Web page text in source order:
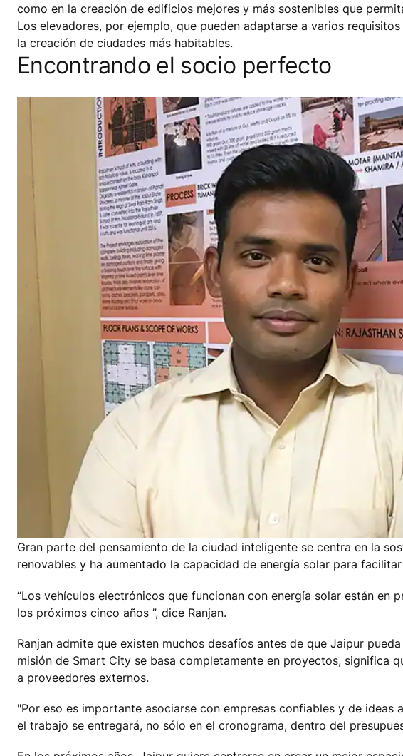
como en la creación de edificios mejores y más sostenibles que
Los elevadores, por ejemplo, que pueden adaptarse a varios
la creación de ciudades más habitables.
Encontrando el socio perfecto
Gran parte del pensamiento de la ciudad inteligente se centra en la
renovables y ha aumentado la capacidad de energía solar para
“Los vehículos electrónicos que funcionan con energía solar están
los próximos cinco años ”, dice Ranjan.
Ranjan admite que existen muchos desafíos antes de que Jaipur
misión de Smart City se basa completamente en proyectos, significa
a proveedores externos.
"Por eso es importante asociarse con empresas confiables y de
el trabajo se entregará, no sólo en el cronograma, dentro del